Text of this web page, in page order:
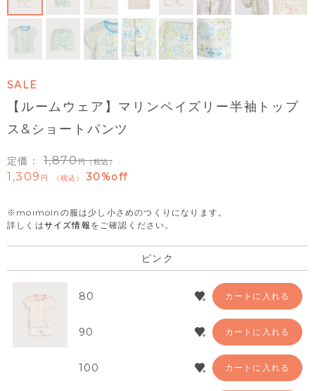
SALE
【ルームウェア】マリンペイズリー半袖トップ
ス&ショートパンツ
定価： 1,870 （税込）
1,309 税込 30%off
※moimolnの服は少し小さめのつくりになります。
詳しくはサイズ情報 をご確認ください。
ピンク
80 カートに入れる
90 カートに入れる
100 カートに入れる